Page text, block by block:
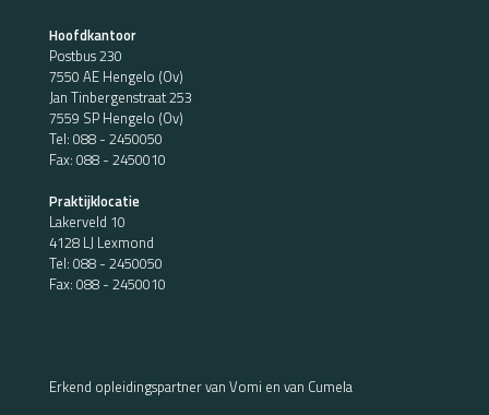
Hoofdkantoor
Postbus 230
7550 AE Hengelo (Ov)
Jan Tinbergenstraat 253
7559 SP Hengelo (Ov)
Tel: 088 - 2450050
Fax: 088 - 2450010
Praktijklocatie
Lakerveld 10
4128 LJ Lexmond
Tel: 088 - 2450050
Fax: 088 - 2450010
Erkend opleidingspartner van Vomi en van Cumela